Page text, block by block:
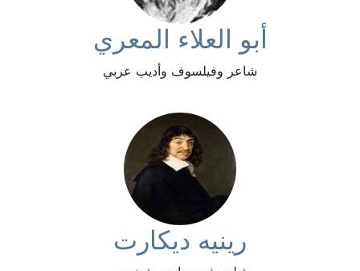
أبو العلاء المعري
شاعر وفيلسوف وأديب عربي
رينيه ديكارت